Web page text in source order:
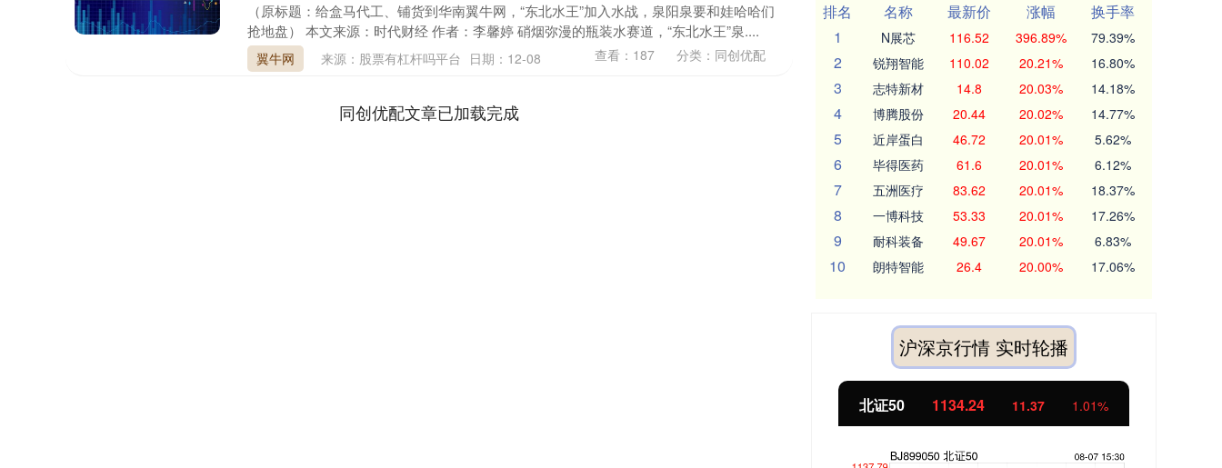
（原标题：给盒马代工、铺货到华南翼牛网，“东北水王”加入水战，泉阳泉要和娃哈哈们
抢地盘） 本文来源：时代财经 作者：李馨婷 硝烟弥漫的瓶装水赛道，“东北水王”泉....
翼牛网 来源：股票有杠杆吗平台 日期：12-08 查看： 187 分类： 同创优配
同创优配文章已加载完成
排名
名称 最新价 涨幅
换手率
1
N展芯 116.52 396.89% 79.39%
2 锐翔智能 110.02 20.21% 16.80%
3 志特新材 14.8 20.03% 14.18%
4 博腾股份 20.44 20.02% 14.77%
5 近岸蛋白 46.72 20.01% 5.62%
6 毕得医药 61.6 20.01% 6.12%
7 五洲医疗 83.62 20.01% 18.37%
8 一博科技 53.33 20.01% 17.26%
9 耐科装备 49.67 20.01% 6.83%
10 朗特智能 26.4 20.00% 17.06%
沪深京行情 实时轮播
北证50 1134.24 11.37 1.01%